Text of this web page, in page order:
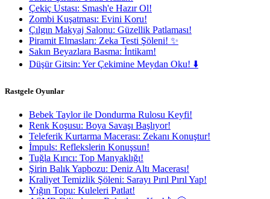
Çekiç Ustası: Smash'e Hazır Ol!
Zombi Kuşatması: Evini Koru!
Çılgın Makyaj Salonu: Güzellik Patlaması!
Piramit Elmasları: Zeka Testi Şöleni! ✨
Sakın Beyazlara Basma: İntikam!
Düşür Gitsin: Yer Çekimine Meydan Oku! ⬇️
Rastgele Oyunlar
Bebek Taylor ile Dondurma Rulosu Keyfi!
Renk Koşusu: Boya Savaşı Başlıyor!
Teleferik Kurtarma Macerası: Zekanı Konuştur!
İmpuls: Reflekslerin Konuşsun!
Tuğla Kırıcı: Top Manyaklığı!
Şirin Balık Yapbozu: Deniz Altı Macerası!
Kraliyet Temizlik Şöleni: Sarayı Pırıl Pırıl Yap!
Yığın Topu: Kuleleri Patlat!